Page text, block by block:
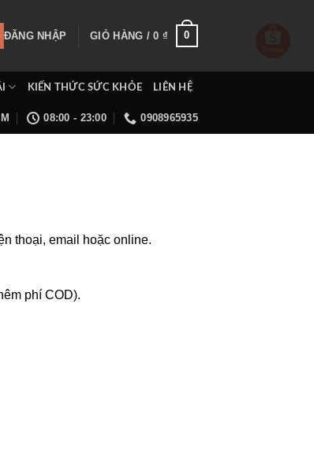
ĐĂNG NHẬP GIỎ HÀNG /0 ₫ 0
KIẾN THỨC SỨC KHỎE LIÊN HỆ
08:00 - 23:00 0908965935
thoại, email hoặc online.
phí COD).